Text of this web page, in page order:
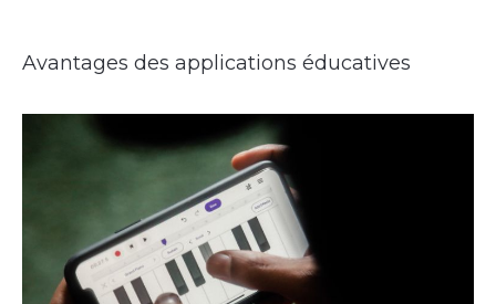
Avantages des applications éducatives